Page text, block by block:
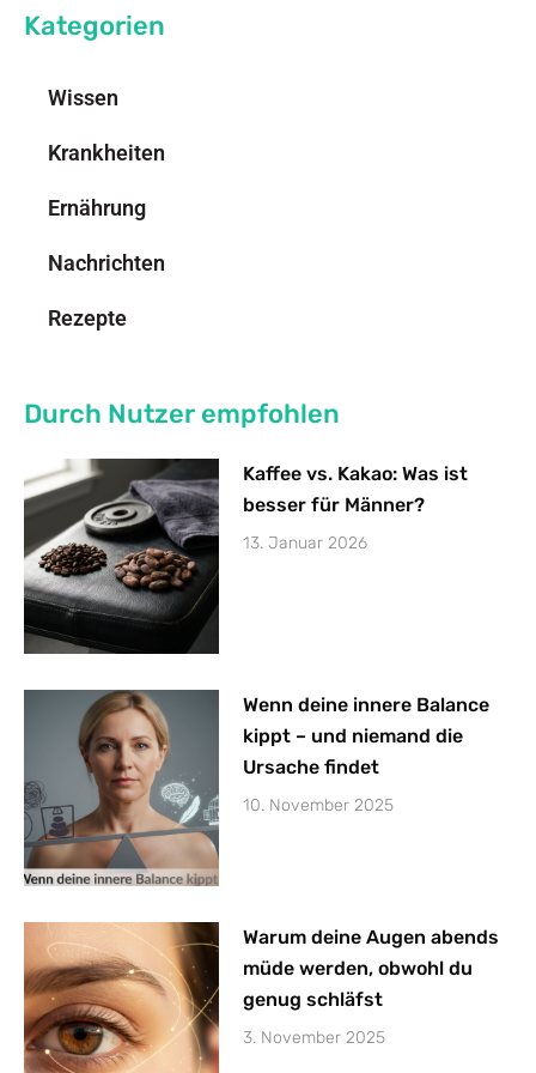
Kategorien
Wissen
Krankheiten
Ernährung
Nachrichten
Rezepte
Durch Nutzer empfohlen
Kaffee vs. Kakao: Was ist
besser für Männer?
13. Januar 2026
Wenn deine innere Balance
kippt – und niemand die
Ursache findet
10. November 2025
Warum deine Augen abends
müde werden, obwohl du
genug schläfst
3. November 2025